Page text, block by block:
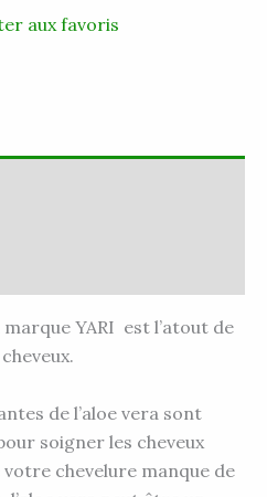
aux favoris
marque YARI est l’atout de
de l’aloe vera sont
soigner les cheveux
votre chevelure manque de